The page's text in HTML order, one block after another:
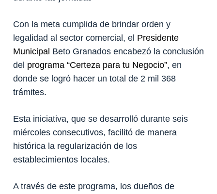
Con la meta cumplida de brindar orden y
legalidad al sector comercial, el Presidente
Municipal Beto Granados encabezó la conclusión
del programa “Certeza para tu Negocio”, en
donde se logró hacer un total de 2 mil 368
trámites.
Esta iniciativa, que se desarrolló durante seis
miércoles consecutivos, facilitó de manera
histórica la regularización de los
establecimientos locales.
A través de este programa, los dueños de